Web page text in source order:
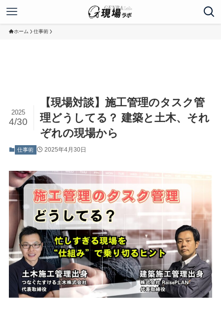
ホーム 仕事術
【現場対談】施工管理のタスク管
理どうしてる？ 建築と土木、それ
ぞれの現場から
2025
4/30
仕事術 2025年4月30日